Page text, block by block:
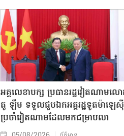
អគ្គលេខាបក្ស ប្រធានរដ្ឋវៀតណាមល
តូ ឡឹម ទទួលជួបឯកអគ្គរដ្ឋទូតម៉ាឡេស៊ី
ប្រចាំវៀតណាមដែលមកជម្រាបលា